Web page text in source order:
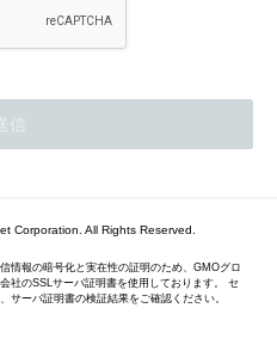
Corporation. All Rights Reserved.
情報の暗号化と実在性の証明のため、GMOグロ
社のSSLサーバ証明書を使用しております。 セ
サーバ証明書の検証結果をご確認ください。